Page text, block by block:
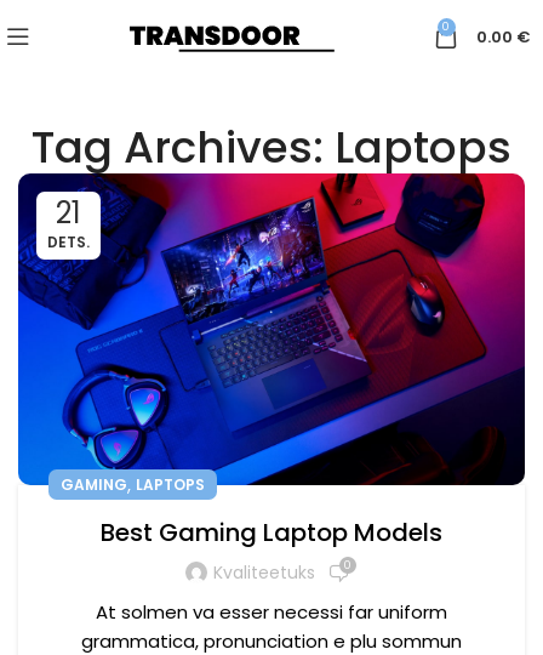
0 0.00 €
Tag Archives: Laptops
21
DETS.
GAMING, LAPTOPS
Best Gaming Laptop Models
Kvaliteetuks 0
At solmen va esser necessi far uniform
grammatica, pronunciation e plu sommun